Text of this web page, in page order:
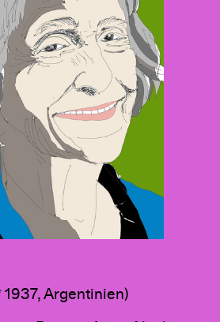
1937, Argentinien)